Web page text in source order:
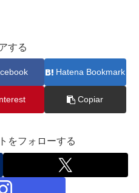
する
Hatena Bookmark
Copiar
をフォローする